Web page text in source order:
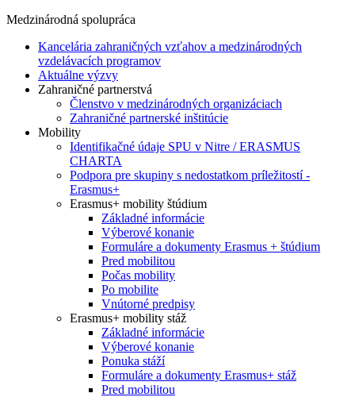
Medzinárodná spolupráca
Kancelária zahraničných vzťahov a medzinárodných
vzdelávacích programov
Aktuálne výzvy
Zahraničné partnerstvá
Členstvo v medzinárodných organizáciach
Zahraničné partnerské inštitúcie
Mobility
Identifikačné údaje SPU v Nitre / ERASMUS
CHARTA
Podpora pre skupiny s nedostatkom príležitostí -
Erasmus+
Erasmus+ mobility štúdium
Základné informácie
Výberové konanie
Formuláre a dokumenty Erasmus + štúdium
Pred mobilitou
Počas mobility
Po mobilite
Vnútorné predpisy
Erasmus+ mobility stáž
Základné informácie
Výberové konanie
Ponuka stáží
Formuláre a dokumenty Erasmus+ stáž
Pred mobilitou